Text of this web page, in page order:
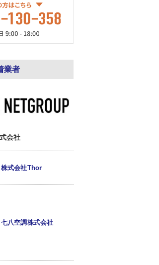
業者
会社
株式会社Thor
七八空調株式会社